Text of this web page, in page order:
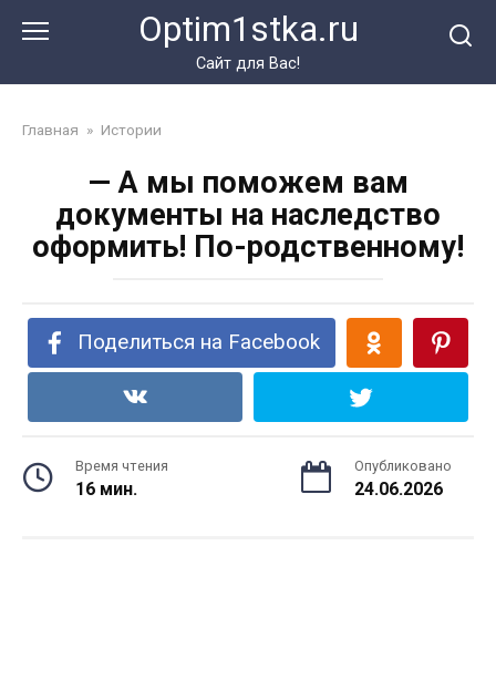
Optim1stka.ru
Сайт для Вас!
Главная » Истории
— А мы поможем вам
документы на наследство
оформить! По-родственному!
Поделиться на Facebook
Время чтения
16 мин.
Опубликовано
24.06.2026